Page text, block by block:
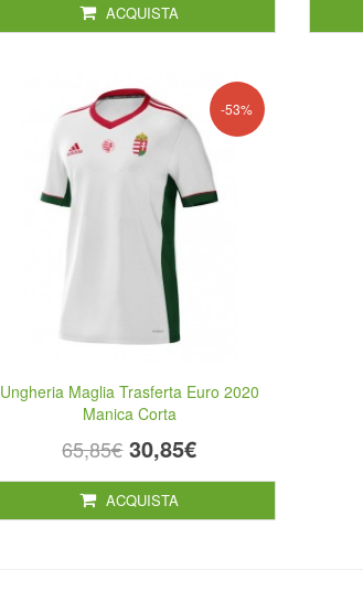
ACQUISTA
-53%
Ungheria Maglia Trasferta Euro 2020
Manica Corta
65,85€ 30,85€
ACQUISTA